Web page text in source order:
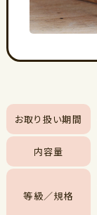
お取り扱い期間
内容量
等級／規格